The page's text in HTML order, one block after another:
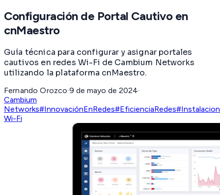
Configuración de Portal Cautivo en
cnMaestro
Guía técnica para configurar y asignar portales
cautivos en redes Wi-Fi de Cambium Networks
utilizando la plataforma cnMaestro.
Fernando Orozco·9 de mayo de 2024·
Cambium
Networks#InnovaciónEnRedes#EficienciaRedes
Wi-Fi